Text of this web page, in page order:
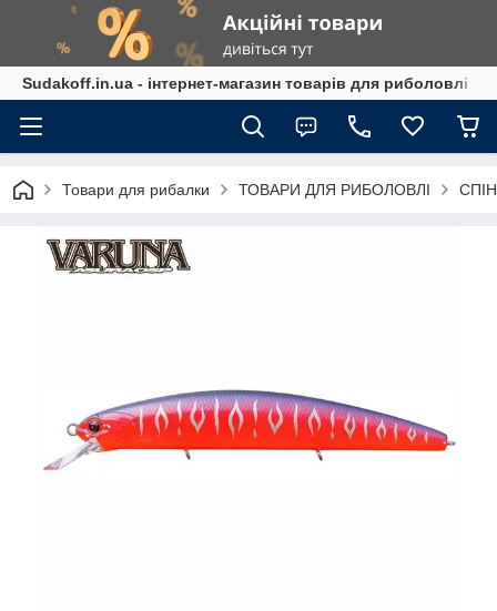
Sudakoff.in.ua - інтернет-магазин товарів для риболовлі
Товари для рибалки ТОВАРИ ДЛЯ РИБОЛОВЛІ